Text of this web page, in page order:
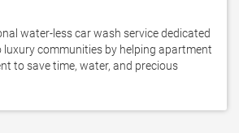
water-less car wash service dedicated
communities by helping apartment
to save time, water, and precious